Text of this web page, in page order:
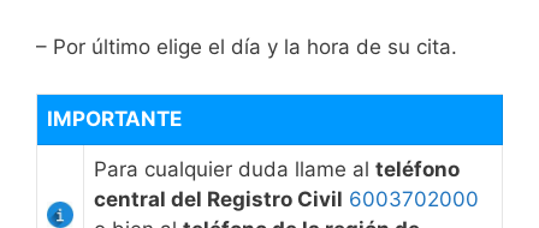
– Por último elige el día y la hora de su cita.
IMPORTANTE
Para cualquier duda llame al teléfono
central del Registro Civil 6003702000